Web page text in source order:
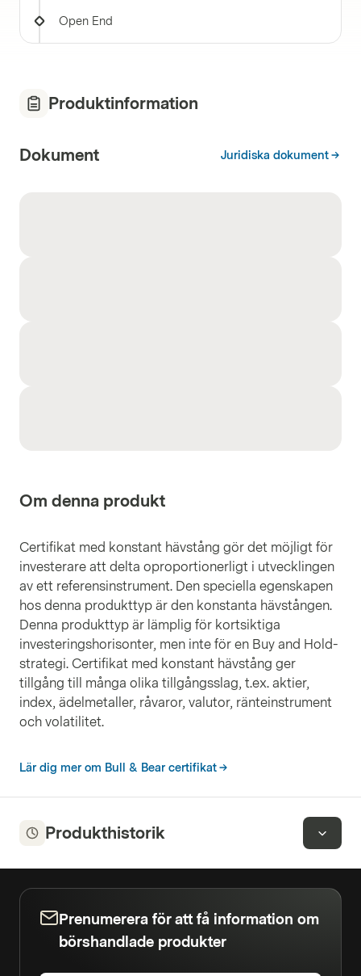
Open End
Produktinformation
Dokument Juridiska dokument
Om denna produkt
Certifikat med konstant hävstång gör det möjligt för
investerare att delta oproportionerligt i utvecklingen
av ett referensinstrument. Den speciella egenskapen
hos denna produkttyp är den konstanta hävstången.
Denna produkttyp är lämplig för kortsiktiga
investeringshorisonter, men inte för en Buy and Hold-
strategi. Certifikat med konstant hävstång ger
tillgång till många olika tillgångsslag, t.ex. aktier,
index, ädelmetaller, råvaror, valutor, ränteinstrument
och volatilitet.
Lär dig mer om Bull & Bear certifikat
Produkthistorik
Prenumerera för att få information om
börshandlade produkter